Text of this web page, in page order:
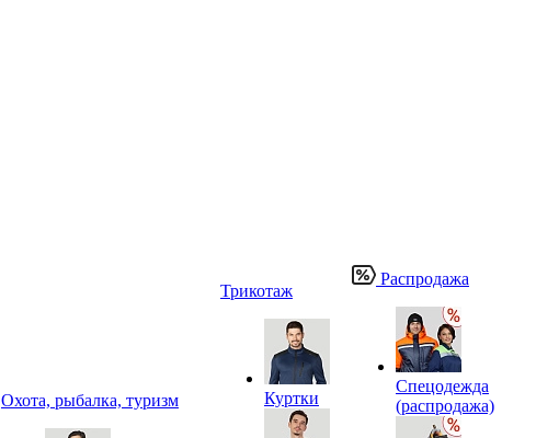
Охота, рыбалка, туризм
Трикотаж
Куртки
Распродажа
Спецодежда
(распродажа)